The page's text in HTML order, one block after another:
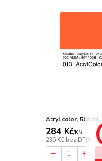
Acryl color, 500 ml,
284 Kč/KS
235 Kč bez DPH